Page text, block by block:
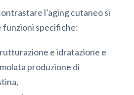
l’aging cutaneo si
funzioni specifiche:
e idratazione e
produzione di